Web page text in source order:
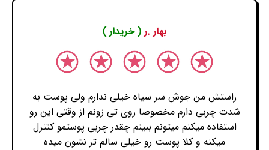
بهار .ر ( خریدار )
راستش من جوش سر سیاه خیلی ندارم ولی پوست به
شدت چربی دارم مخصوصا روی تی زونم از وقتی این رو
استفاده میکنم میتونم ببینم چقدر چربی پوستمو کنترل
میکنه و کلا پوست رو خیلی سالم تر نشون میده